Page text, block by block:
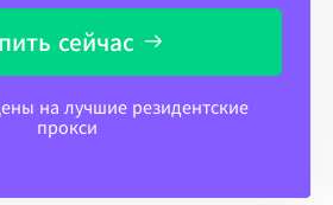
сейчас
на лучшие резидентские
прокси